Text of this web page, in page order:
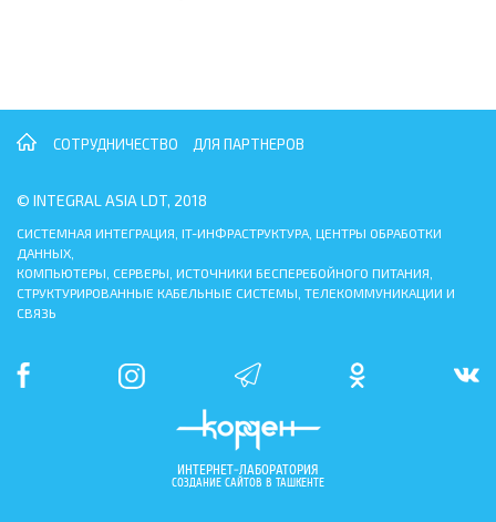
СОТРУДНИЧЕСТВО ДЛЯ ПАРТНЕРОВ
© INTEGRAL ASIA LDT, 2018
СИСТЕМНАЯ ИНТЕГРАЦИЯ, IT-ИНФРАСТРУКТУРА, ЦЕНТРЫ ОБРАБОТКИ
ДАННЫХ,
КОМПЬЮТЕРЫ, СЕРВЕРЫ, ИСТОЧНИКИ БЕСПЕРЕБОЙНОГО ПИТАНИЯ,
СТРУКТУРИРОВАННЫЕ КАБЕЛЬНЫЕ СИСТЕМЫ, ТЕЛЕКОММУНИКАЦИИ И
СВЯЗЬ
ИНТЕРНЕТ-ЛАБОРАТОРИЯ
СОЗДАНИЕ САЙТОВ В ТАШКЕНТЕ